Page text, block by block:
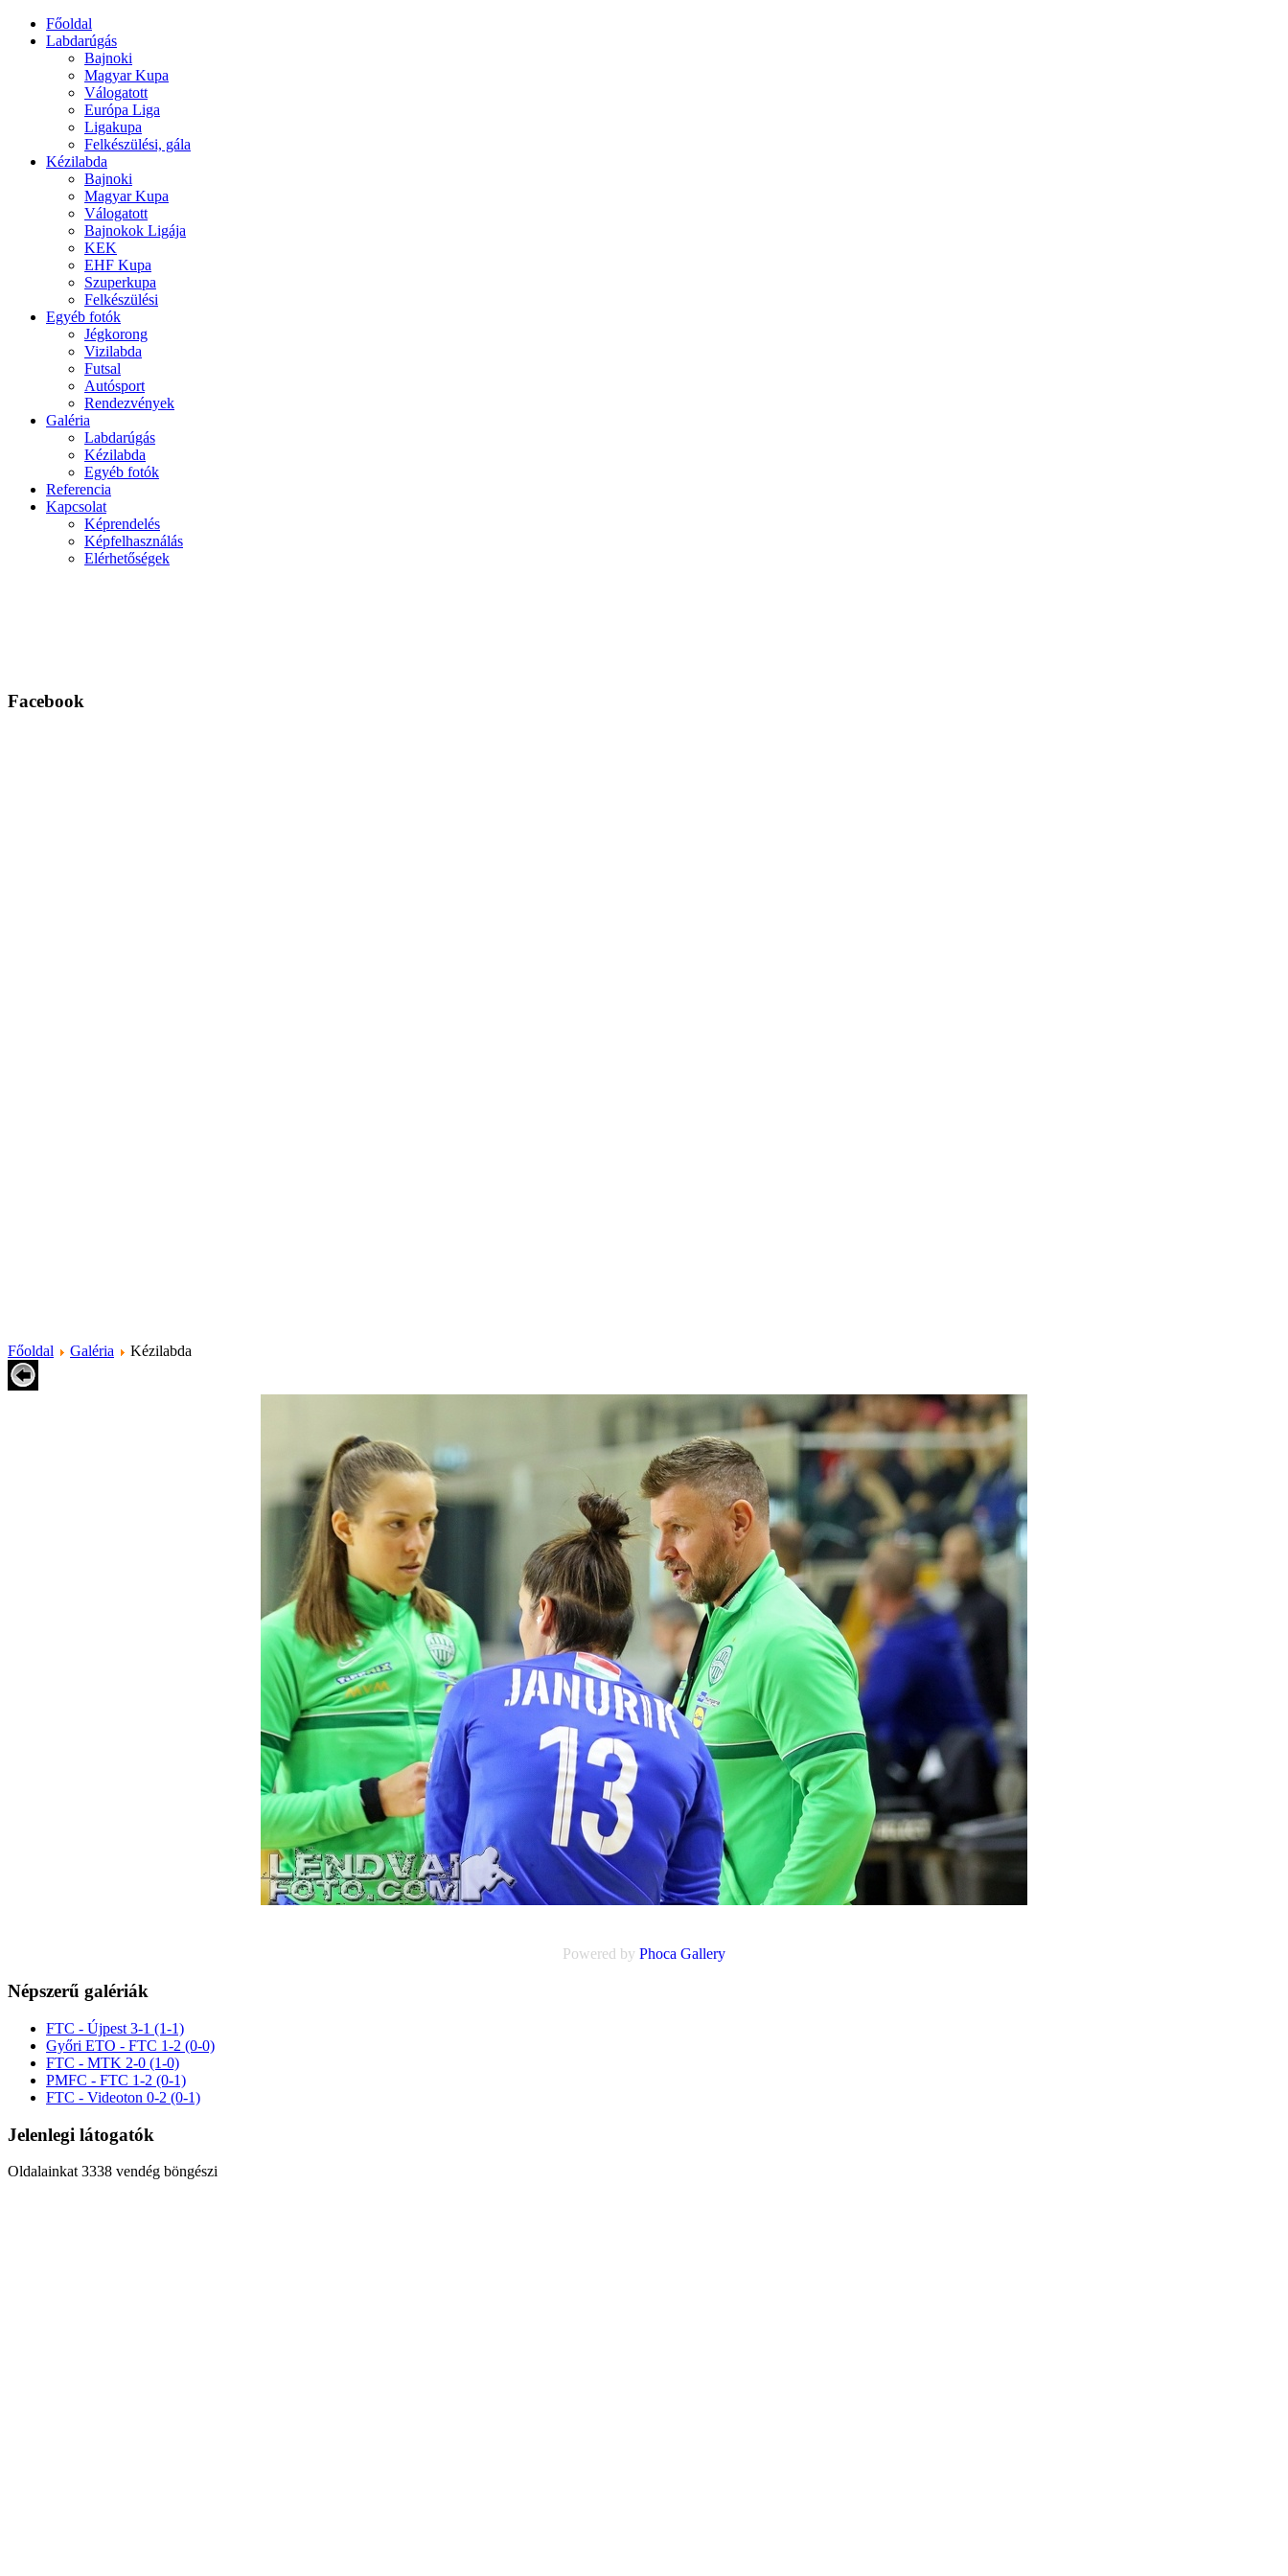
Főoldal
Labdarúgás
Bajnoki
Magyar Kupa
Válogatott
Európa Liga
Ligakupa
Felkészülési, gála
Kézilabda
Bajnoki
Magyar Kupa
Válogatott
Bajnokok Ligája
KEK
EHF Kupa
Szuperkupa
Felkészülési
Egyéb fotók
Jégkorong
Vizilabda
Futsal
Autósport
Rendezvények
Galéria
Labdarúgás
Kézilabda
Egyéb fotók
Referencia
Kapcsolat
Képrendelés
Képfelhasználás
Elérhetőségek
Facebook
Főoldal Galéria Kézilabda
Powered by Phoca Gallery
Népszerű galériák
FTC - Újpest 3-1 (1-1)
Győri ETO - FTC 1-2 (0-0)
FTC - MTK 2-0 (1-0)
PMFC - FTC 1-2 (0-1)
FTC - Videoton 0-2 (0-1)
Jelenlegi látogatók
Oldalainkat 3338 vendég böngészi